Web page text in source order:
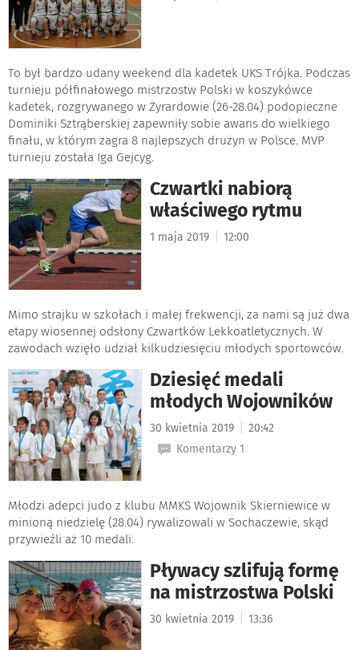
To był bardzo udany weekend dla kadetek UKS Trójka. Podczas
turnieju półfinałowego mistrzostw Polski w koszykówce
kadetek, rozgrywanego w Żyrardowie (26-28.04) podopieczne
Dominiki Sztrąberskiej zapewniły sobie awans do wielkiego
finału, w którym zagra 8 najlepszych drużyn w Polsce. MVP
turnieju została Iga Gejcyg.
Czwartki nabiorą
właściwego rytmu
1 maja 2019 12:00
Mimo strajku w szkołach i małej frekwencji, za nami są już dwa
etapy wiosennej odsłony Czwartków Lekkoatletycznych. W
zawodach wzięło udział kilkudziesięciu młodych sportowców.
Dziesięć medali
młodych Wojowników
30 kwietnia 2019
20:42
Komentarzy 1
Młodzi adepci judo z klubu MMKS Wojownik Skierniewice w
minioną niedzielę (28.04) rywalizowali w Sochaczewie, skąd
przywieźli aż 10 medali.
Pływacy szlifują formę
na mistrzostwa Polski
30 kwietnia 2019 13:36